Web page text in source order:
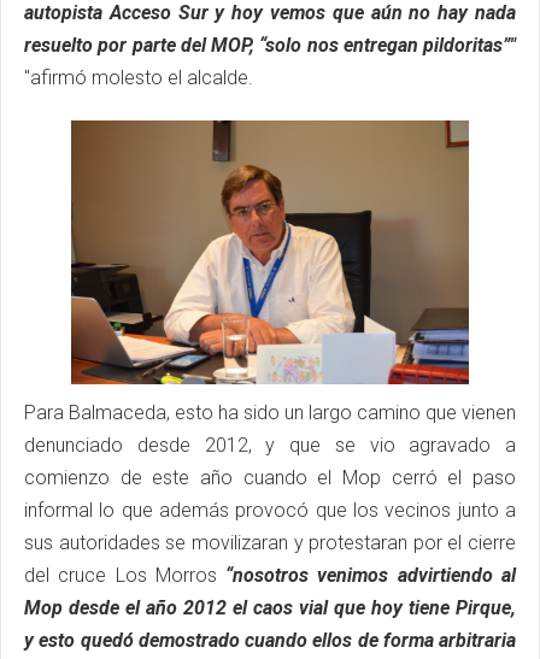
autopista Acceso Sur y hoy vemos que aún no hay nada
resuelto por parte del MOP, “solo nos entregan pildoritas”"
"afirmó molesto el alcalde.
Para Balmaceda, esto ha sido un largo camino que vienen
denunciado desde 2012, y que se vio agravado a
comienzo de este año cuando el Mop cerró el paso
informal lo que además provocó que los vecinos junto a
sus autoridades se movilizaran y protestaran por el cierre
del cruce Los Morros “nosotros venimos advirtiendo al
Mop desde el año 2012 el caos vial que hoy tiene Pirque,
y esto quedó demostrado cuando ellos de forma arbitraria